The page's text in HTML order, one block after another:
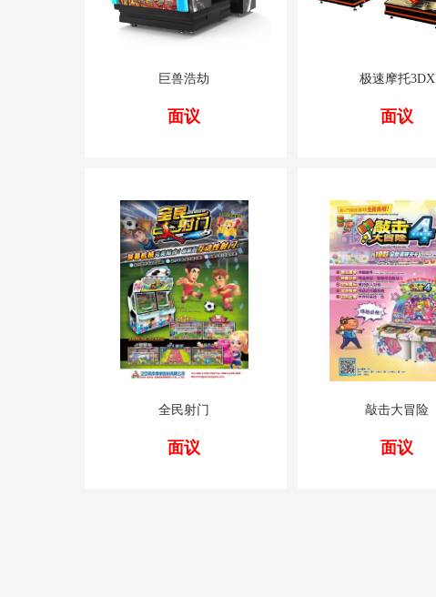
巨兽浩劫
面议
极速摩托3DX
面议
全民射门
面议
敲击大冒险
面议